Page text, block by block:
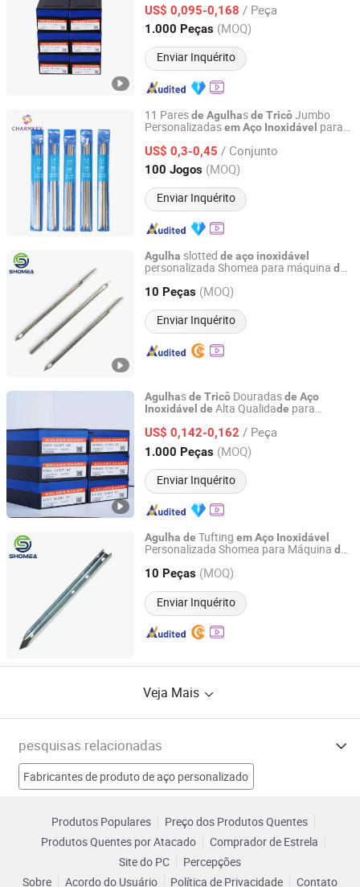
Reposição paraAgulhaGuia
US$ 0,095-0,168 / Peça
1.000 Peças (MOQ)
Enviar Inquérito
Jiangsu, China Desde 2025
11 Paresde Agulhasde TricôJumbo
PersonalizadasemAço Inoxidável para
US$ 0,3-0,45 / Conjunto
100 Jogos (MOQ)
Enviar Inquérito
Shanghai Charmkey Textile Co., Ltd.
Shanghai, China Desde 2020
Agulha slotted de aço inoxidável
personalizada Shomea para máquina de
10 Peças (MOQ)
Enviar Inquérito
Shenzhen Shomea Hardware Products Co., Ltd.
Guangdong, China Desde 2018
Agulhasde Tricô Douradasde Aço
Inoxidável de Alta Qualidade para
US$ 0,142-0,162 / Peça
1.000 Peças (MOQ)
Enviar Inquérito
Changzhou Longfu Knitting Co., Ltd.
Jiangsu, China Desde 2025
Agulha de Tufting emAço Inoxidável
Personalizada Shomea para Máquina de
10 Peças (MOQ)
Enviar Inquérito
Shenzhen Shomea Hardware Products Co., Ltd.
Guangdong, China Desde 2018
Veja Mais
pesquisas relacionadas
Fabricantes de produto de aço personalizado
Fabricantes de Aço Inoxidável Máquina
Produtos Populares
Preço dos Produtos Quentes
Produtos Quentes por Atacado
Comprador de Estrela
Site do PC
Percepções
Sobre
Acordo do Usuário Política de Privacidade Contato